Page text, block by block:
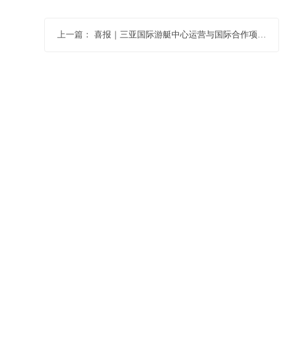
上一篇： 喜报｜三亚国际游艇中心运营与国际合作项目入选国家文旅部 “一带一路” 文旅产业国际合作重点项目